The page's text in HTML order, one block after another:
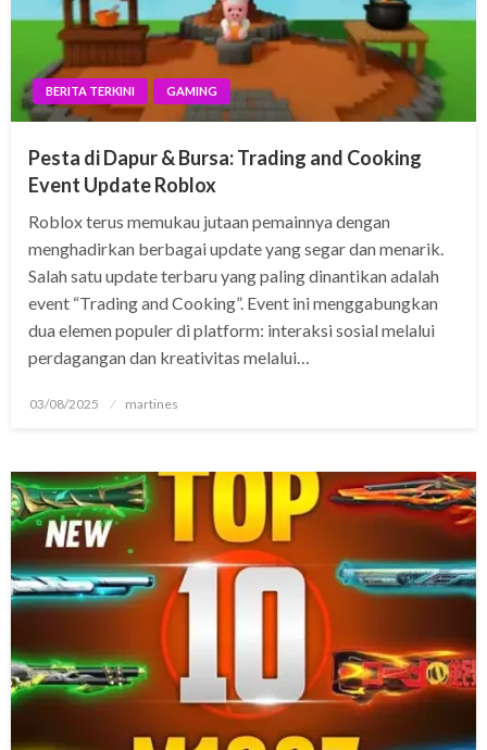
BERITA TERKINI GAMING
Pesta di Dapur & Bursa: Trading and Cooking
Event Update Roblox
Roblox terus memukau jutaan pemainnya dengan
menghadirkan berbagai update yang segar dan menarik.
Salah satu update terbaru yang paling dinantikan adalah
event “Trading and Cooking”. Event ini menggabungkan
dua elemen populer di platform: interaksi sosial melalui
perdagangan dan kreativitas melalui…
Posted
03/08/2025 martines